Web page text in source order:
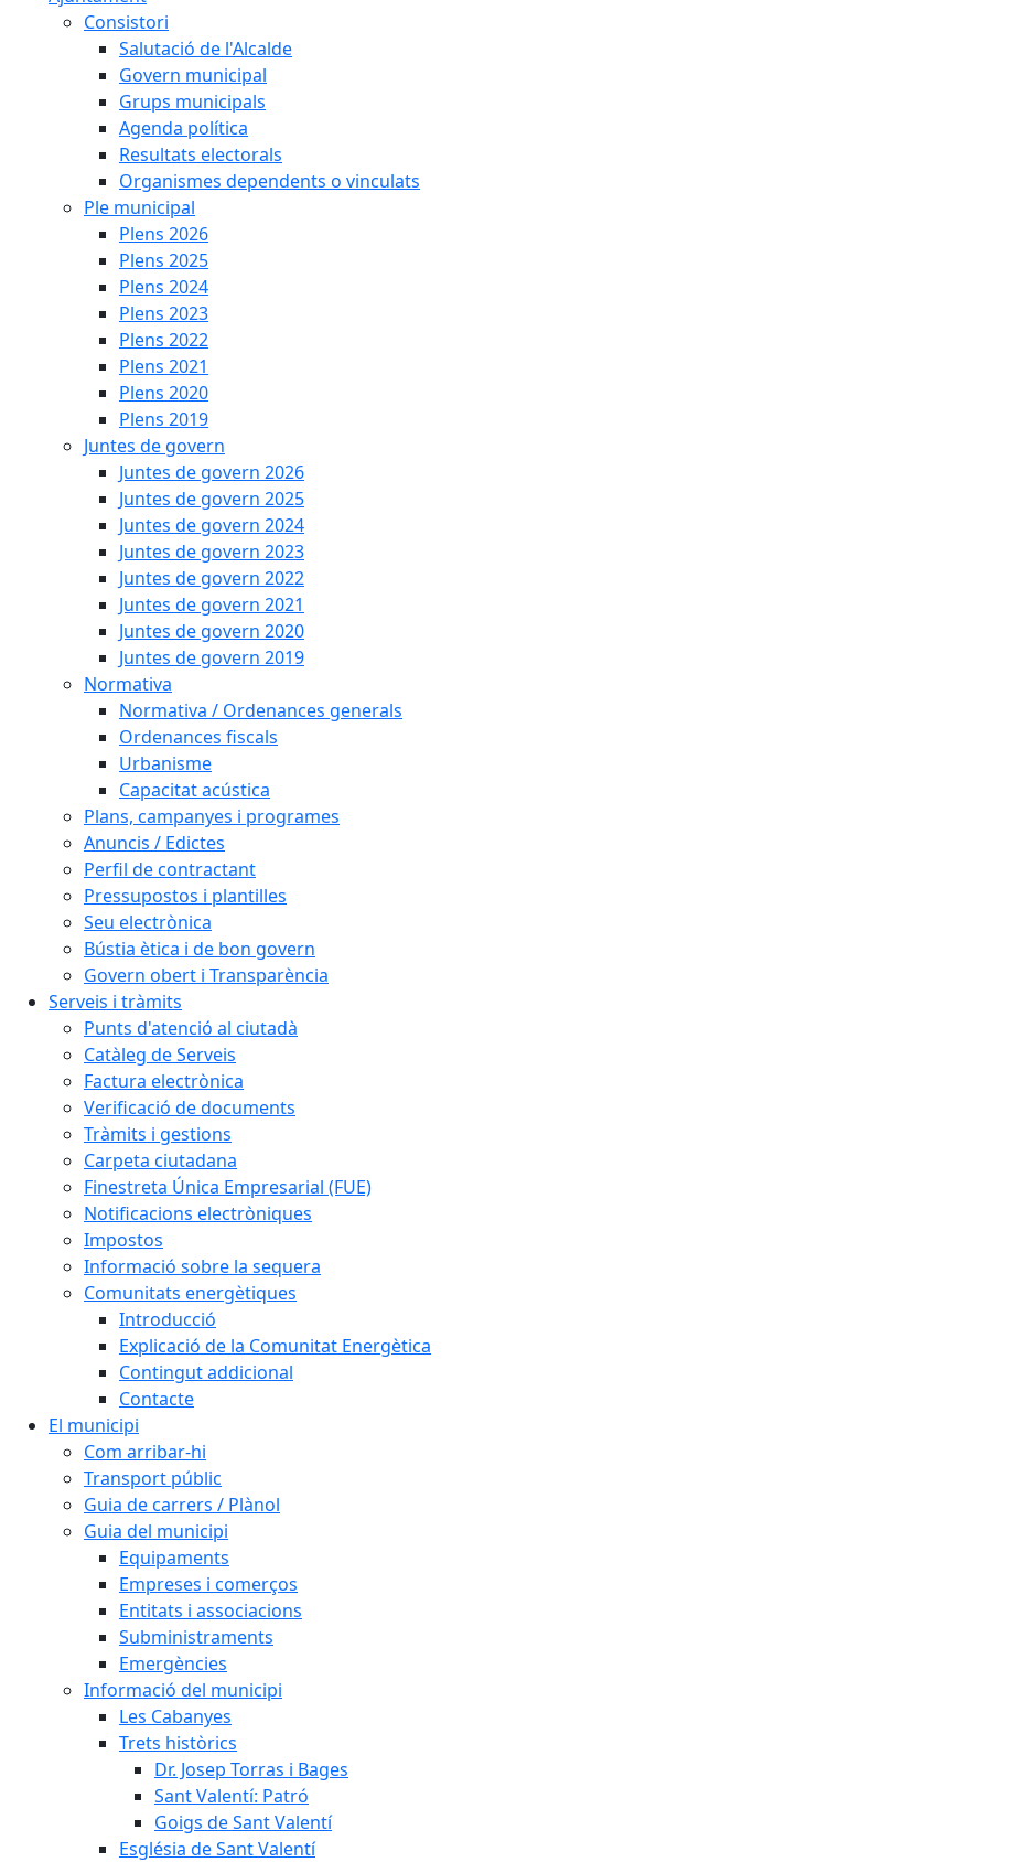
Consistori
Salutació de l'Alcalde
Govern municipal
Grups municipals
Agenda política
Resultats electorals
Organismes dependents o vinculats
Ple municipal
Plens 2026
Plens 2025
Plens 2024
Plens 2023
Plens 2022
Plens 2021
Plens 2020
Plens 2019
Juntes de govern
Juntes de govern 2026
Juntes de govern 2025
Juntes de govern 2024
Juntes de govern 2023
Juntes de govern 2022
Juntes de govern 2021
Juntes de govern 2020
Juntes de govern 2019
Normativa
Normativa / Ordenances generals
Ordenances fiscals
Urbanisme
Capacitat acústica
Plans, campanyes i programes
Anuncis / Edictes
Perfil de contractant
Pressupostos i plantilles
Seu electrònica
Bústia ètica i de bon govern
Govern obert i Transparència
Serveis i tràmits
Punts d'atenció al ciutadà
Catàleg de Serveis
Factura electrònica
Verificació de documents
Tràmits i gestions
Carpeta ciutadana
Finestreta Única Empresarial (FUE)
Notificacions electròniques
Impostos
Informació sobre la sequera
Comunitats energètiques
Introducció
Explicació de la Comunitat Energètica
Contingut addicional
Contacte
El municipi
Com arribar-hi
Transport públic
Guia de carrers / Plànol
Guia del municipi
Equipaments
Empreses i comerços
Entitats i associacions
Subministraments
Emergències
Informació del municipi
Les Cabanyes
Trets històrics
Dr. Josep Torras i Bages
Sant Valentí: Patró
Goigs de Sant Valentí
Església de Sant Valentí